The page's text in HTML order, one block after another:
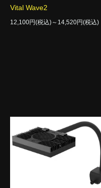
Vital Wave2
12,100円(税込)～14,520円(税込)